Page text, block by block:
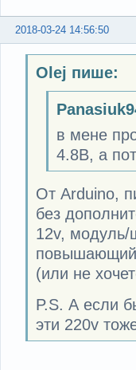
2018-03-24 14:56:50
Olej пише:
в мене
4.8В, а
От Arduino,
без
12v, модуль/
повышающий
(или не
P.S. А если
эти 220v